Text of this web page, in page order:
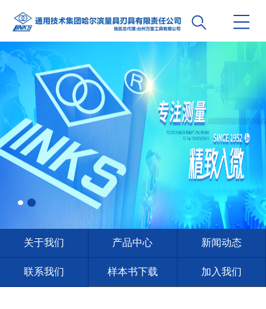
关于我们 产品中心 新闻动态
联系我们 样本书下载 加入我们